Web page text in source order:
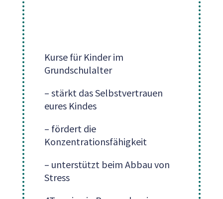
Kurse für Kinder im
Grundschulalter
– stärkt das Selbstvertrauen
eures Kindes
– fördert die
Konzentrationsfähigkeit
– unterstützt beim Abbau von
Stress